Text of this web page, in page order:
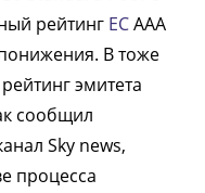
рейтинг ЕСААА
В тоже
эмитета
сообщил
Sky news,
процесса